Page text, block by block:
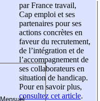
par France travail,
Cap emploi et ses
partenaires pour ses
actions concrètes en
faveur du recrutement,
de l’intégration et de
l’accompagnement de
ses collaborateurs en
situation de handicap.
Pour en savoir plus,
consultez cet article.